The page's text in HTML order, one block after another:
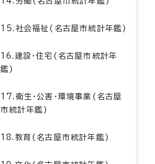
15.社会福祉(名古屋市統計年鑑)
16.建設・住宅(名古屋市統計年
鑑)
17.衛生・公害・環境事業(名古屋
市統計年鑑)
18.教育(名古屋市統計年鑑)